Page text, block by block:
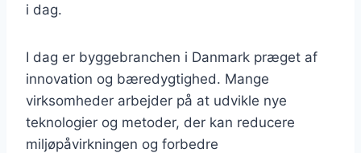
i dag.
I dag er byggebranchen i Danmark præget af
innovation og bæredygtighed. Mange
virksomheder arbejder på at udvikle nye
teknologier og metoder, der kan reducere
miljøpåvirkningen og forbedre